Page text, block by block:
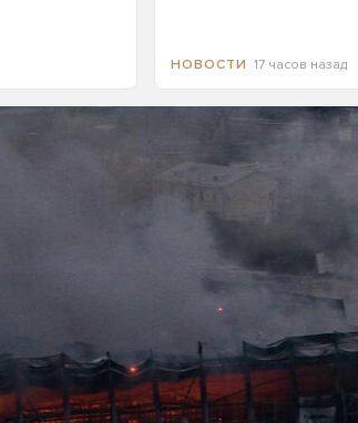
НОВОСТИ 17 часов назад